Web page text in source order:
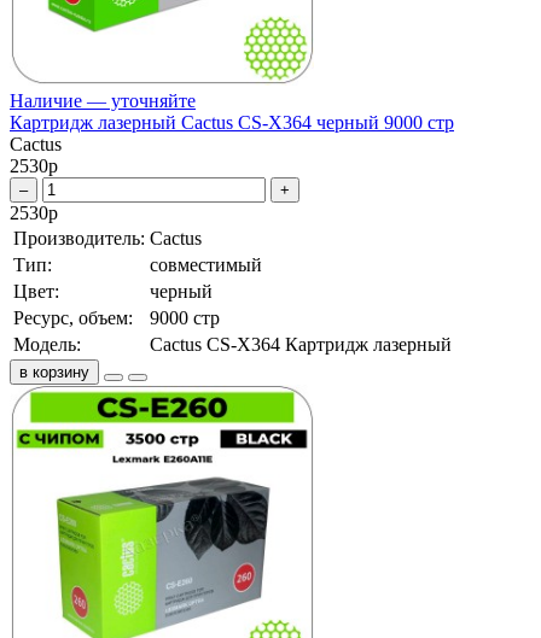
Наличие — уточняйте
Картридж лазерный Cactus CS-X364 черный 9000 стр
Cactus
2530р
– +
2530р
Производитель: Cactus
Тип:
совместимый
Цвет:
черный
Ресурс, объем:
9000 стр
Модель:
Cactus CS-X364 Картридж лазерный
в корзину